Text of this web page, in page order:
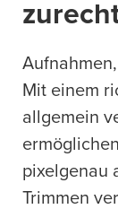
Mit einem
allgemein
pixelgenau
Trimmen